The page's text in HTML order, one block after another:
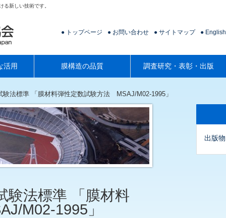
る新しい技術です。
トップページ お問い合わせ サイトマップ English
活用 膜構造の品質 調査研究・表彰・出版
験法標準 「膜材料弾性定数試験方法 MSAJ/M02-1995」
験法標準 「膜材料
M02-1995」
出版物